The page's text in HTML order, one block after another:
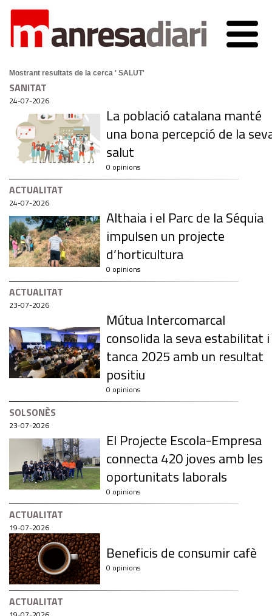
Mostrant resultats de la cerca ' SALUT'
SANITAT
24-07-2026
La població catalana manté
una bona percepció de la
salut
0 opinions
ACTUALITAT
24-07-2026
Althaia i el Parc de la Séquia
impulsen un projecte
d’horticultura
0 opinions
ACTUALITAT
23-07-2026
Mútua Intercomarcal
consolida la seva estabilitat i
tanca 2025 amb un resultat
positiu
0 opinions
SOLSONÈS
23-07-2026
El Projecte Escola-Empresa
connecta 420 joves amb les
oportunitats laborals
0 opinions
ACTUALITAT
19-07-2026
Beneficis de consumir cafè
0 opinions
ACTUALITAT